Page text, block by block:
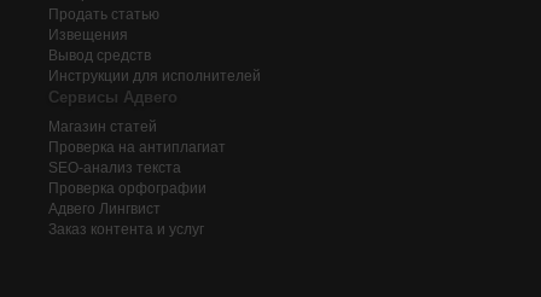
Продать статью
Извещения
Вывод средств
Инструкции для исполнителей
Сервисы Адвего
Магазин статей
Проверка на антиплагиат
SEO-анализ текста
Проверка орфографии
Адвего Лингвист
Заказ контента и услуг